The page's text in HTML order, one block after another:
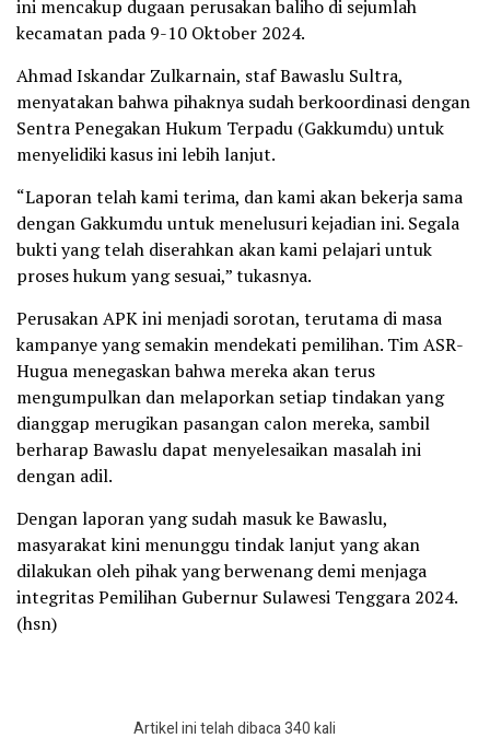
ini mencakup dugaan perusakan baliho di sejumlah
kecamatan pada 9-10 Oktober 2024.
Ahmad Iskandar Zulkarnain, staf Bawaslu Sultra,
menyatakan bahwa pihaknya sudah berkoordinasi dengan
Sentra Penegakan Hukum Terpadu (Gakkumdu) untuk
menyelidiki kasus ini lebih lanjut.
“Laporan telah kami terima, dan kami akan bekerja sama
dengan Gakkumdu untuk menelusuri kejadian ini. Segala
bukti yang telah diserahkan akan kami pelajari untuk
proses hukum yang sesuai,” tukasnya.
Perusakan APK ini menjadi sorotan, terutama di masa
kampanye yang semakin mendekati pemilihan. Tim ASR-
Hugua menegaskan bahwa mereka akan terus
mengumpulkan dan melaporkan setiap tindakan yang
dianggap merugikan pasangan calon mereka, sambil
berharap Bawaslu dapat menyelesaikan masalah ini
dengan adil.
Dengan laporan yang sudah masuk ke Bawaslu,
masyarakat kini menunggu tindak lanjut yang akan
dilakukan oleh pihak yang berwenang demi menjaga
integritas Pemilihan Gubernur Sulawesi Tenggara 2024.
(hsn)
Artikel ini telah dibaca 340 kali